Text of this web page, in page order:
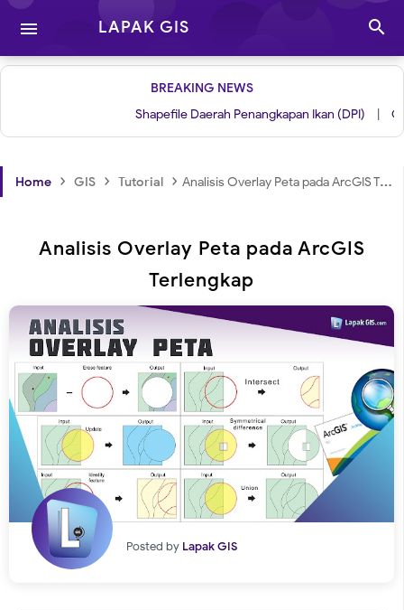
 LAPAK GIS 
BREAKING NEWS
Shapefile Daerah Penangkapan Ikan (DPI) | Grid
Home › GIS › Tutorial › Analisis Overlay Peta pada ArcGIS Terlengkap
Analisis Overlay Peta pada ArcGIS
Terlengkap
Posted by Lapak GIS